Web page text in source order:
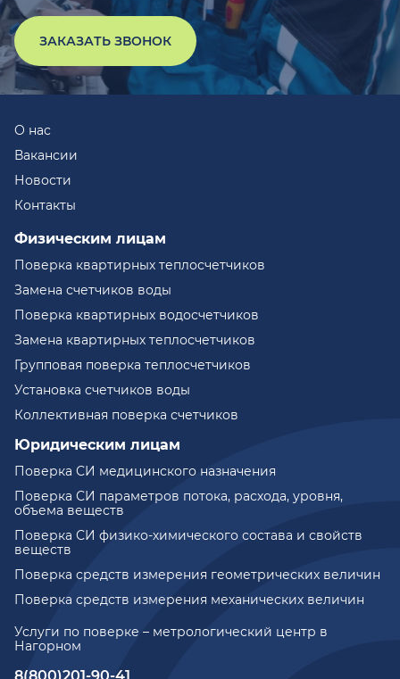
ЗАКАЗАТЬ ЗВОНОК
Услуги по поверке – метрологический центр в
Нагорном
О нас
Вакансии
Новости
Контакты
Физическим лицам
Поверка квартирных теплосчетчиков
Замена счетчиков воды
Поверка квартирных водосчетчиков
Замена квартирных теплосчетчиков
Групповая поверка теплосчетчиков
Установка счетчиков воды
Коллективная поверка счетчиков
Юридическим лицам
Поверка СИ медицинского назначения
Поверка СИ параметров потока, расхода, уровня,
объема веществ
Поверка СИ физико-химического состава и свойств
веществ
Поверка средств измерения геометрических величин
Поверка средств измерения механических величин